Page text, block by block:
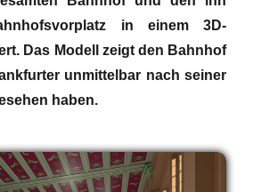
in einem 3D-
Das Modell zeigt den Bahnhof
unmittelbar nach seiner
haben.